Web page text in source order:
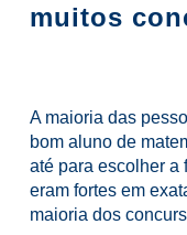
muitos
A maioria das
bom aluno de
até para escolher a
eram fortes em
maioria dos